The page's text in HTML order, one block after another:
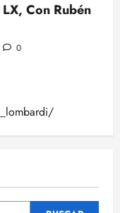
Con Rubén
0